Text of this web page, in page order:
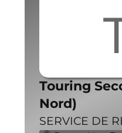
Touring
Nord)
SERVICE DE